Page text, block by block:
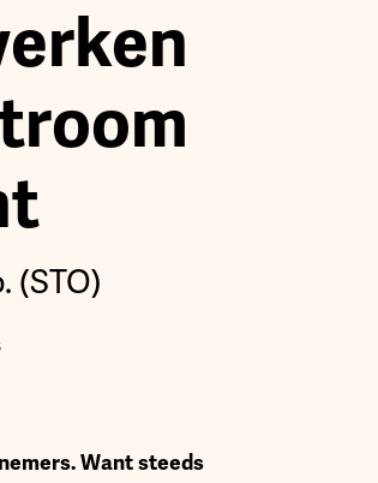
(STO)
Want steeds